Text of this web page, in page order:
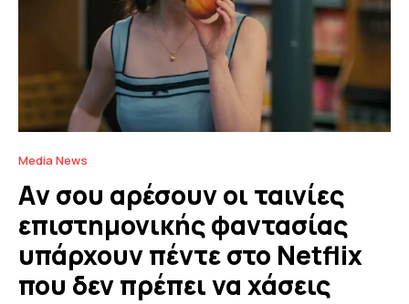
Media News
Aν σου αρέσουν οι ταινίες
επιστημονικής φαντασίας
υπάρχουν πέντε στο Netflix
που δεν πρέπει να χάσεις